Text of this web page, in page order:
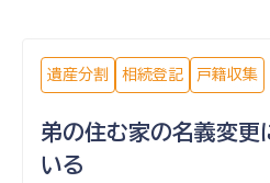
遺産分割 相続登記 戸籍収集
弟の住む家の名義変更
いる